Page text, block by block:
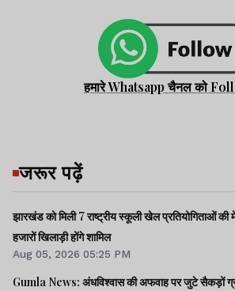
हमारे Whatsapp चैनल को
जरूर पढ़ें
झारखंड को मिली 7 राष्ट्रीय स्कूली खेल प्रतियोगिताओं की
हजारों खिलाड़ी होंगे शामिल
Aug 05, 2026 05:25 PM
Gumla News: अंधविश्वास की अफवाह पर जुटे सैकड़ों